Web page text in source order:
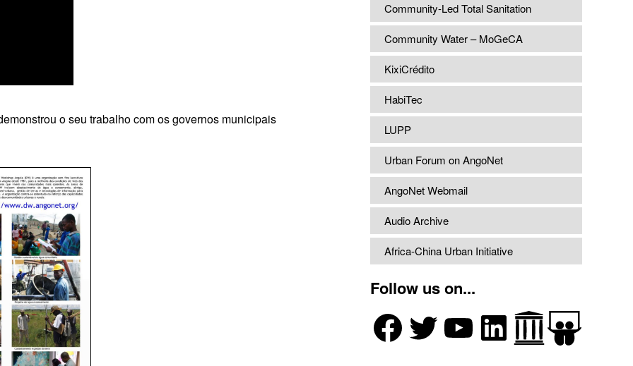
o seu trabalho com os governos municipais
Community-Led Total Sanitation
Community Water – MoGeCA
KixiCrédito
HabiTec
LUPP
Urban Forum on AngoNet
AngoNet Webmail
Audio Archive
Africa-China Urban Initiative
Follow us on...